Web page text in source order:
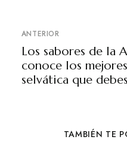
ANTERIOR
Los sabores de la
conoce los
selvática que
TAMBIÉN TE